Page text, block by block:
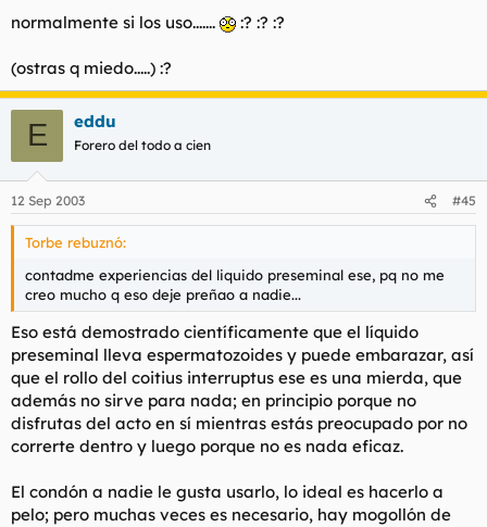
normalmente si los uso....... :? :? :?
(ostras q miedo.....) :?
E eddu
Forero del todo a cien
12 Sep 2003 #45
Torbe rebuznó:
contadme experiencias del liquido preseminal ese, pq no me
creo mucho q eso deje preñao a nadie...
Eso está demostrado científicamente que el líquido
preseminal lleva espermatozoides y puede embarazar, así
que el rollo del coitius interruptus ese es una mierda, que
además no sirve para nada; en principio porque no
disfrutas del acto en sí mientras estás preocupado por no
correrte dentro y luego porque no es nada eficaz.
El condón a nadie le gusta usarlo, lo ideal es hacerlo a
pelo; pero muchas veces es necesario, hay mogollón de